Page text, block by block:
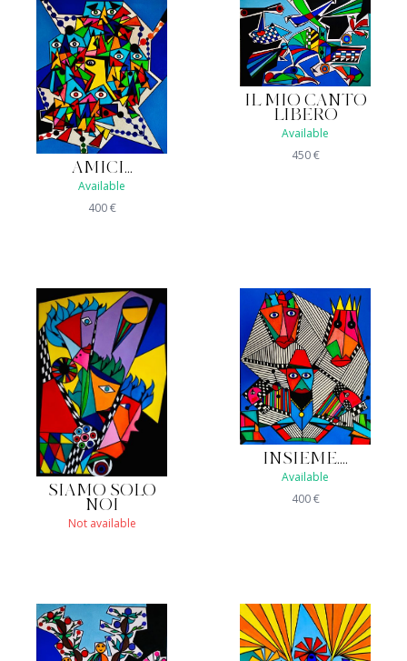
AMICI...
Available
400€
IL MIO CANTO
LIBERO
Available
450€
SIAMO SOLO
NOI
Not available
INSIEME....
Available
400€